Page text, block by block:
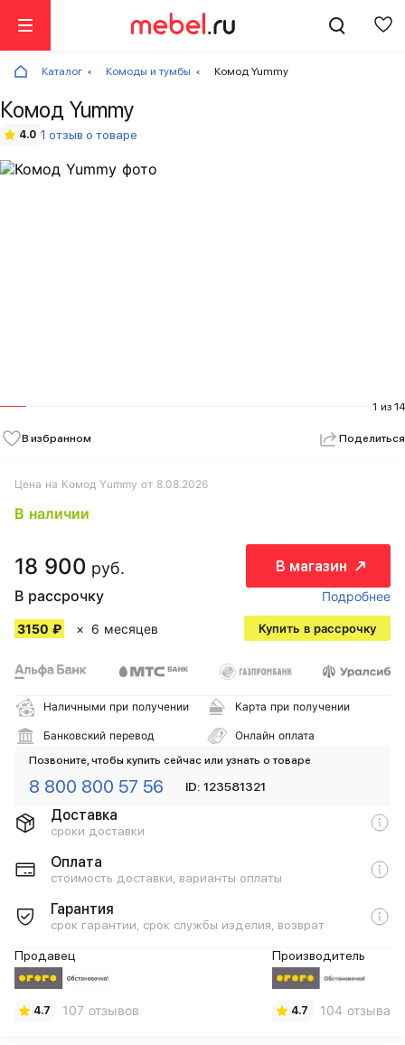
Каталог Комоды и тумбы Комод Yummy
Комод Yummy
4.0 1 отзыв о товаре
1 из 14
В избранном Поделиться
Цена на Комод Yummy от 8.08.2026
В наличии
18 900 руб. В магазин
В рассрочку Подробнее
3150 ₽ 6 месяцев Купить в рассрочку
Наличными при получении Карта при получении
Банковский перевод Онлайн оплата
Позвоните, чтобы купить сейчас или узнать о товаре
8 800 800 57 56 ID: 123581321
Доставка
сроки доставки
Оплата
стоимость доставки, варианты оплаты
Гарантия
срок гарантии, срок службы изделия, возврат
Продавец
4.7 107 отзывов
Производитель
4.7 104 отзыва